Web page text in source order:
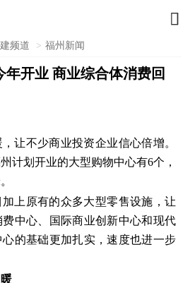

频道 > 福州新闻
年开业 商业综合体消费回
让不少商业投资企业信心倍增。
计划开业的大型购物中心有6个，
上原有的众多大型零售设施，让
中心、国际商业创新中心和现代
的基础更加扎实，速度也进一步